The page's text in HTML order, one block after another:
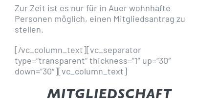
Zur Zeit ist es nur für in Auer wohnhafte
Personen möglich, einen Mitgliedsantrag zu
stellen.
[/vc_column_text][vc_separator
type=“transparent“ thickness=“1″ up=“30″
down=“30″][vc_column_text]
MITGLIEDSCHAFT